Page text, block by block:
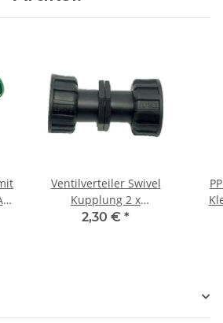
Ventilverteiler Swivel
Kupplung 2 x
Innengewinde (IG) mit
2,30 € *